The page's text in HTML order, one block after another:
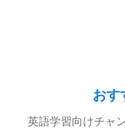
おす
英語学習向けチャ